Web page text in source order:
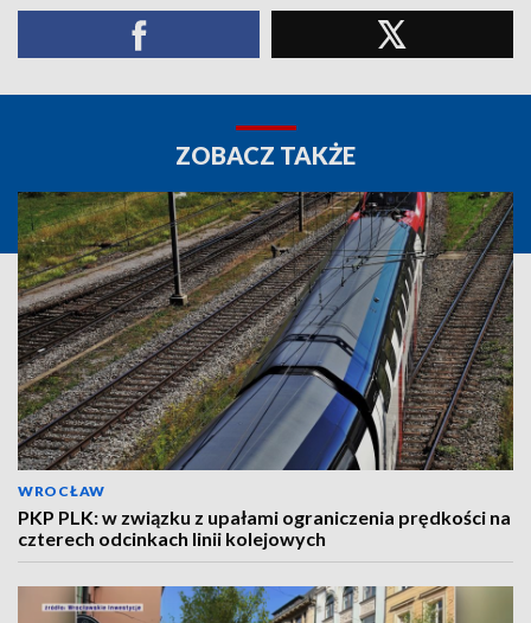
ZOBACZ TAKŻE
WROCŁAW
PKP PLK: w związku z upałami ograniczenia prędkości na
czterech odcinkach linii kolejowych